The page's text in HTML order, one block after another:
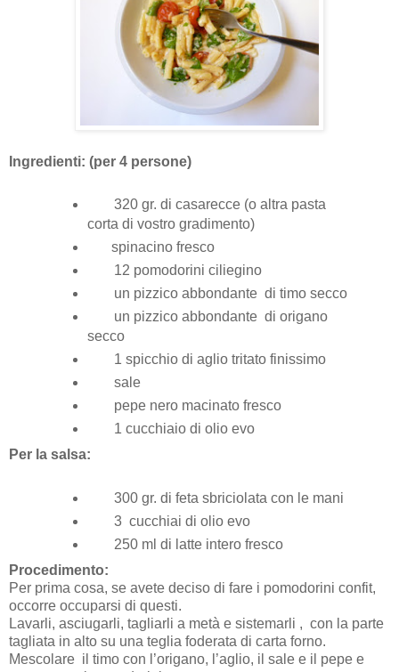
Ingredienti: (per 4 persone)
320 gr. di casarecce (o altra pasta
corta di vostro gradimento)
spinacino fresco
12 pomodorini ciliegino
un pizzico abbondante di timo secco
un pizzico abbondante di origano
secco
1 spicchio di aglio tritato finissimo
sale
pepe nero macinato fresco
1 cucchiaio di olio evo
Per la salsa:
300 gr. di feta sbriciolata con le mani
3 cucchiai di olio evo
250 ml di latte intero fresco
Procedimento:
Per prima cosa, se avete deciso di fare i pomodorini confit,
occorre occuparsi di questi.
Lavarli, asciugarli, tagliarli a metà e sistemarli , con la parte
tagliata in alto su una teglia foderata di carta forno.
Mescolare il timo con l’origano, l’aglio, il sale e il pepe e